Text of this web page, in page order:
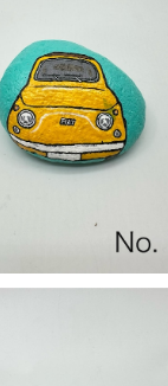
ストーンアート No.D-1
¥1,500